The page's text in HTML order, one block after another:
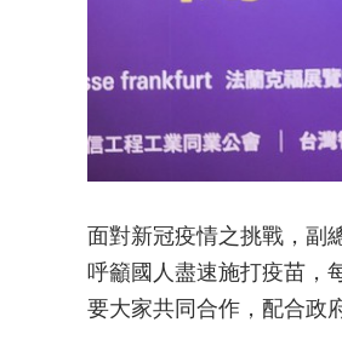
面對新冠疫情之挑戰，副
呼籲國人盡速施打疫苗，
要大家共同合作，配合政